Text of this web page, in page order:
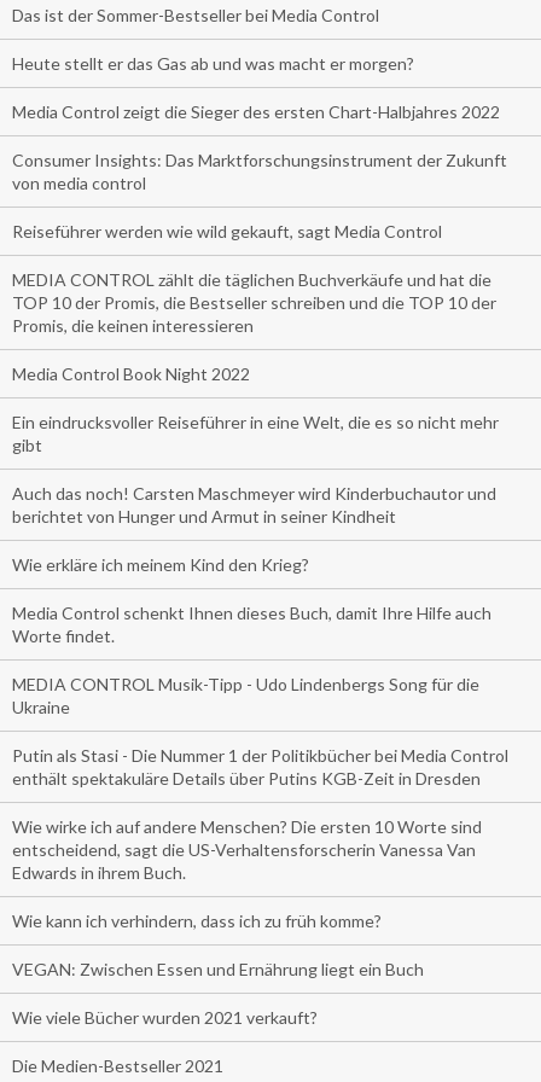
Das ist der Sommer-Bestseller bei Media Control
Heute stellt er das Gas ab und was macht er morgen?
Media Control zeigt die Sieger des ersten Chart-Halbjahres 2022
Consumer Insights: Das Marktforschungsinstrument der Zukunft
von media control
Reiseführer werden wie wild gekauft, sagt Media Control
MEDIA CONTROL zählt die täglichen Buchverkäufe und hat die
TOP 10 der Promis, die Bestseller schreiben und die TOP 10 der
Promis, die keinen interessieren
Media Control Book Night 2022
Ein eindrucksvoller Reiseführer in eine Welt, die es so nicht mehr
gibt
Auch das noch! Carsten Maschmeyer wird Kinderbuchautor und
berichtet von Hunger und Armut in seiner Kindheit
Wie erkläre ich meinem Kind den Krieg?
Media Control schenkt Ihnen dieses Buch, damit Ihre Hilfe auch
Worte findet.
MEDIA CONTROL Musik-Tipp - Udo Lindenbergs Song für die
Ukraine
Putin als Stasi - Die Nummer 1 der Politikbücher bei Media Control
enthält spektakuläre Details über Putins KGB-Zeit in Dresden
Wie wirke ich auf andere Menschen? Die ersten 10 Worte sind
entscheidend, sagt die US-Verhaltensforscherin Vanessa Van
Edwards in ihrem Buch.
Wie kann ich verhindern, dass ich zu früh komme?
VEGAN: Zwischen Essen und Ernährung liegt ein Buch
Wie viele Bücher wurden 2021 verkauft?
Die Medien-Bestseller 2021